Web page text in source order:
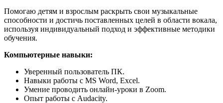
Помогаю детям и взрослым раскрыть свои музыкальные
способности и достичь поставленных целей в области вокала,
используя индивидуальный подход и эффективные методики
обучения.
Компьютерные навыки:
Уверенный пользователь ПК.
Навыки работы с MS Word, Excel.
Умение проводить онлайн-уроки в Zoom.
Опыт работы с Audacity.